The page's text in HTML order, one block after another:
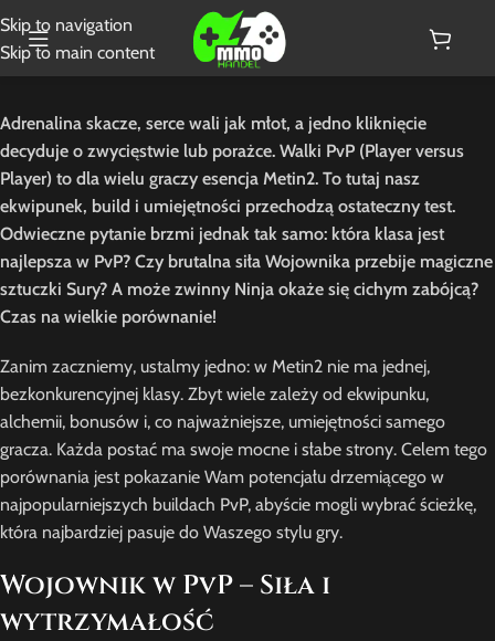
Skip to navigation
Skip to main content
Adrenalina skacze, serce wali jak młot, a jedno kliknięcie
decyduje o zwycięstwie lub porażce. Walki PvP (Player versus
Player) to dla wielu graczy esencja Metin2. To tutaj nasz
ekwipunek, build i umiejętności przechodzą ostateczny test.
Odwieczne pytanie brzmi jednak tak samo: która klasa jest
najlepsza w PvP? Czy brutalna siła Wojownika przebije magiczne
sztuczki Sury? A może zwinny Ninja okaże się cichym zabójcą?
Czas na wielkie porównanie!
Zanim zaczniemy, ustalmy jedno: w Metin2 nie ma jednej,
bezkonkurencyjnej klasy. Zbyt wiele zależy od ekwipunku,
alchemii, bonusów i, co najważniejsze, umiejętności samego
gracza. Każda postać ma swoje mocne i słabe strony. Celem tego
porównania jest pokazanie Wam potencjału drzemiącego w
najpopularniejszych buildach PvP, abyście mogli wybrać ścieżkę,
która najbardziej pasuje do Waszego stylu gry.
Wojownik w PvP – Siła i
wytrzymałość